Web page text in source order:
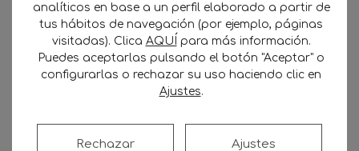
correspondiente observatorio de costes para
cada tipo de vehículo y distancia recorrida.
NexoTrans
Transporte Sostenible
analíticos en base a un perfil elaborado a partir de
tus hábitos de navegación (por ejemplo, páginas
visitadas). Clica AQUÍ para más información.
Puedes aceptarlas pulsando el botón "Aceptar" o
configurarlas o rechazar su uso haciendo clic en
Ajustes.
Rechazar Ajustes